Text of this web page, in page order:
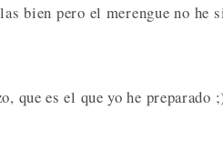
bien pero el merengue no he
que es el que yo he preparado